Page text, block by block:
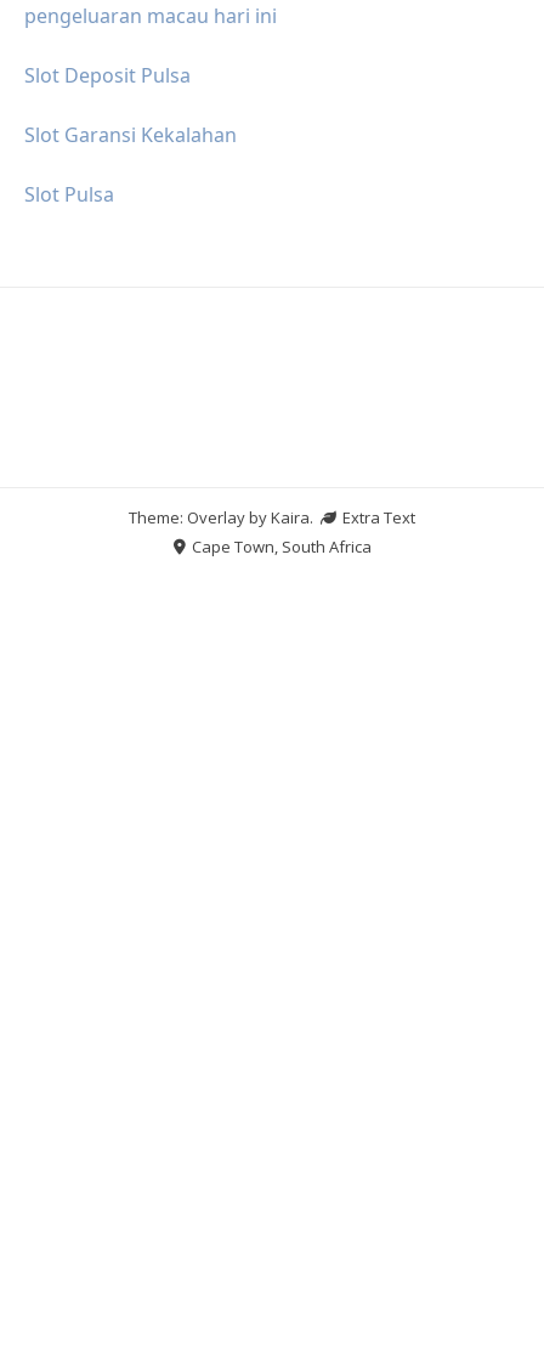
pengeluaran macau hari ini
Slot Deposit Pulsa
Slot Garansi Kekalahan
Slot Pulsa
Theme: Overlay byKaira.
Extra Text
Cape Town, South Africa